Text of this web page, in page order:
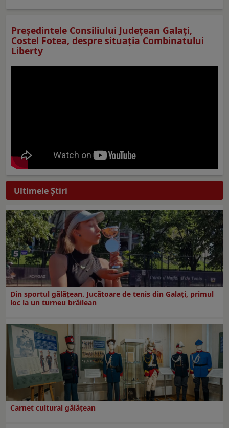
Preşedintele Consiliului Judeţean Galaţi,
Costel Fotea, despre situaţia Combinatului
Liberty
Ultimele Ştiri
Din sportul gălățean. Jucătoare de tenis din Galați, primul
loc la un turneu brăilean
Carnet cultural gălăţean